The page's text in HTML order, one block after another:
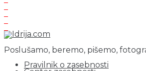
Poslušamo, beremo, pišemo,
Pravilnik o zasebnosti